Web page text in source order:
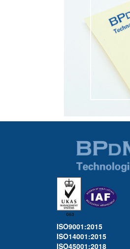
ISO9001:2015
ISO14001:2015
ISO45001:2018